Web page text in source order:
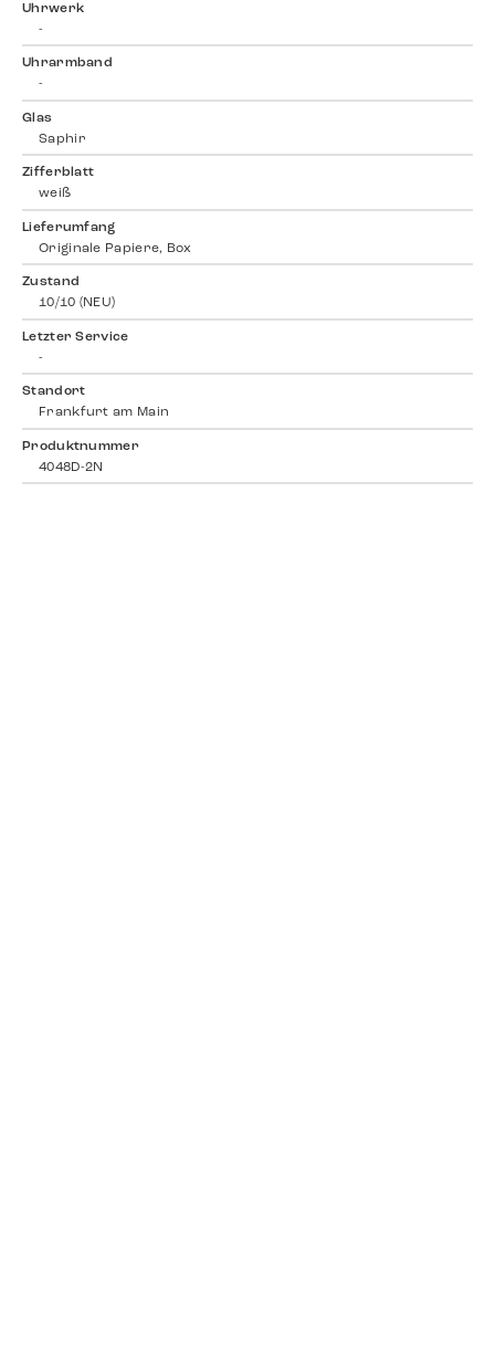
Uhrwerk
-
Uhrarmband
-
Glas
Saphir
Zifferblatt
weiß
Lieferumfang
Originale Papiere, Box
Zustand
10/10 (NEU)
Letzter Service
-
Standort
Frankfurt am Main
Produktnummer
4048D-2N